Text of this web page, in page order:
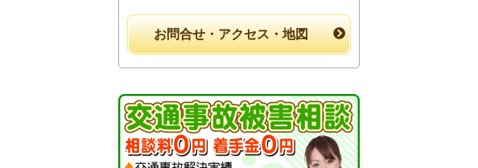
お問合せ・アクセス・地図